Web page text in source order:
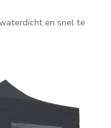
en snel te